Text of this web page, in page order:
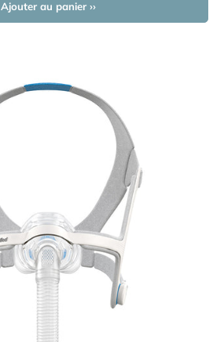
Ajouter au panier ››